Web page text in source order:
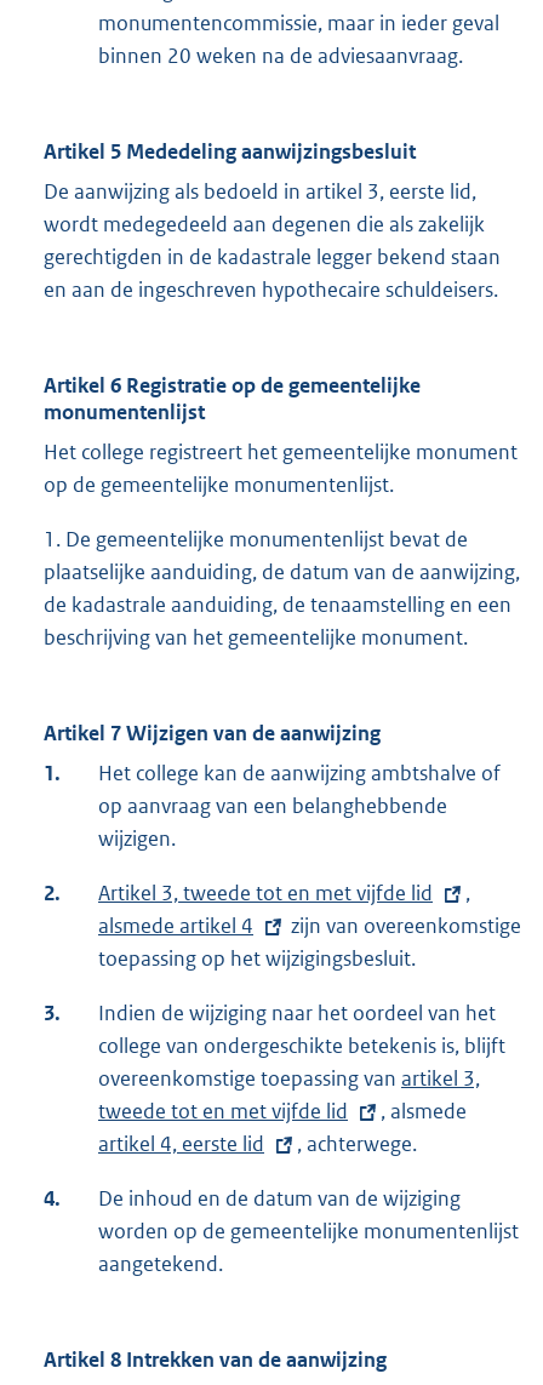
monumentencommissie, maar in ieder geval
binnen 20 weken na de adviesaanvraag.
Artikel 5 Mededeling aanwijzingsbesluit
De aanwijzing als bedoeld in artikel 3, eerste lid,
wordt medegedeeld aan degenen die als zakelijk
gerechtigden in de kadastrale legger bekend staan
en aan de ingeschreven hypothecaire schuldeisers.
Artikel 6 Registratie op de gemeentelijke
monumentenlijst
Het college registreert het gemeentelijke monument
op de gemeentelijke monumentenlijst.
1. De gemeentelijke monumentenlijst bevat de
plaatselijke aanduiding, de datum van de aanwijzing,
de kadastrale aanduiding, de tenaamstelling en een
beschrijving van het gemeentelijke monument.
Artikel 7 Wijzigen van de aanwijzing
1.
Het college kan de aanwijzing ambtshalve of
op aanvraag van een belanghebbende
wijzigen.
2.
E
x
t
r
n
e
l
i
n
Artikel 3, tweede tot en met vijfde lid ,
x
r
n
e
alsmede artikel 4
zijn van overeenkomstige
toepassing op het wijzigingsbesluit.
3.
Indien de wijziging naar het oordeel van het
college van ondergeschikte betekenis is, blijft
overeenkomstige toepassing van E
x
t
r
n
artikel 3,
tweede tot en met vijfde lid
, alsmede
r
artikel 4, eerste lid , achterwege.
4.
De inhoud en de datum van de wijziging
worden op de gemeentelijke monumentenlijst
aangetekend.
Artikel 8 Intrekken van de aanwijzing